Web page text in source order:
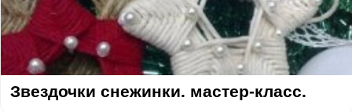
Звездочки снежинки. мастер-класс.